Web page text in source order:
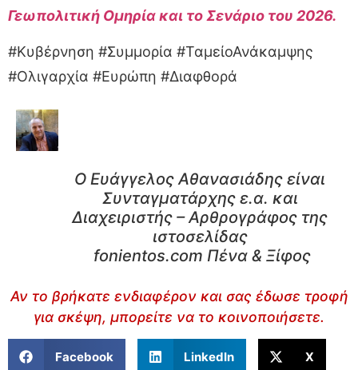
Γεωπολιτική Ομηρία και το Σενάριο του 2026.
#Κυβέρνηση #Συμμορία #ΤαμείοΑνάκαμψης
#Ολιγαρχία #Ευρώπη #Διαφθορά
Ο Ευάγγελος Αθανασιάδης είναι
Συνταγματάρχης ε.α. και
Διαχειριστής – Αρθρογράφος της
ιστοσελίδας
fonientos.com Πένα & Ξίφος
Αν το βρήκατε ενδιαφέρον και σας έδωσε τροφή
για σκέψη, μπορείτε να το κοινοποιήσετε.
Facebook LinkedIn X